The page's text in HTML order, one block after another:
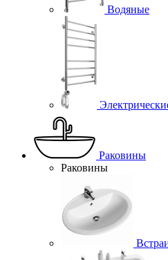
Водяные
Раковины
Раковины